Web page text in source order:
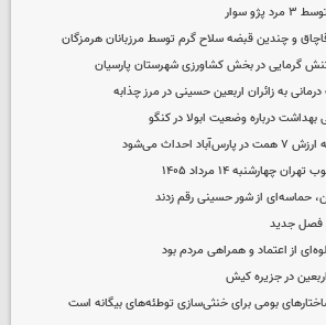
سوار
گرمایی در بخش کشاورزی شهرستان پارسیان
درباره وضعیت ابولا در کنگو
احداث می‌شود
چهارشنبه ۱۴ مرداد ۱۴۰۵
حماسه‌ای از شور حسینی رقم زدند
فصل جدید
از اعتماد و همراهی مردم بود
در جزیره کیش
بومی برای خنثی‌سازی توطئه‌های بیگانه است